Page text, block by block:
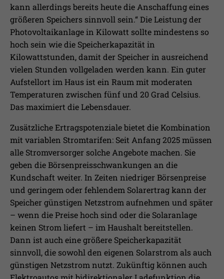
kann allerdings bereits heute die Anschaffung eines
größeren Speichers sinnvoll sein.“ Die Leistung der
Photovoltaikanlage in Kilowatt sollte mindestens so
hoch sein wie die Speicherkapazität in
Kilowattstunden, damit der Speicher in ausreichend
vielen Stunden vollgeladen werden kann. Ein guter
Aufstellort im Haus ist ein Raum mit moderaten
Temperaturen zwischen fünf und 20 Grad Celsius.
Das maximiert die Lebensdauer.
​Zusätzliche Ertragspotenziale bietet die Kombination
mit variablen Stromtarifen: Seit Anfang 2025 müssen
alle Stromversorger solche Angebote machen. Sie
geben die Börsenpreisschwankungen an die
Kundschaft weiter. In Zeiten niedriger Börsenpreise
und geringem oder fehlendem Solarertrag kann der
Speicher günstigen Netzstrom aufnehmen und später
– wenn die Preise hoch sind oder die Solaranlage
keinen Strom liefert – im Haushalt bereitstellen.
Dann ist auch eine größere Speicherkapazität
sinnvoll, die sowohl den eigenen Solarstrom als auch
günstigen Netzstrom nutzt. Zukünftig können auch